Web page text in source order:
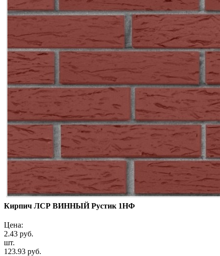
Кирпич ЛСР ВИННЫЙ Рустик 1НФ
Цена:
2.43 руб.
шт.
123.93 руб.